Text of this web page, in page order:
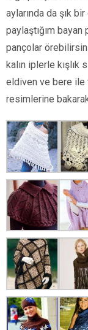
aylarında da şık
paylaştığım
pançolar
kalın iplerle kışlık
eldiven ve bere ile
resimlerine